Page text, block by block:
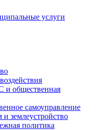
услуги
и общественная
самоуправление
землеустройство
политика